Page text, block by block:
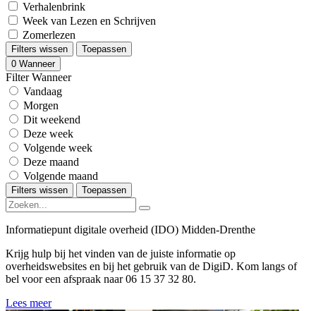
Verhalenbrink
Week van Lezen en Schrijven
Zomerlezen
Filters wissen
Toepassen
0 Wanneer
Filter Wanneer
Vandaag
Morgen
Dit weekend
Deze week
Volgende week
Deze maand
Volgende maand
Filters wissen Toepassen
Informatiepunt digitale overheid (IDO) Midden-Drenthe
Krijg hulp bij het vinden van de juiste informatie op
overheidswebsites en bij het gebruik van de DigiD. Kom langs of
bel voor een afspraak naar 06 15 37 32 80.
Lees meer